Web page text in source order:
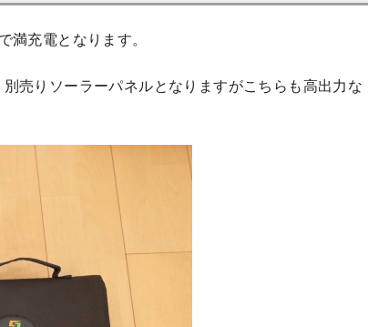
満充電となります。
別売りソーラーパネルとなりますがこちらも高出力な